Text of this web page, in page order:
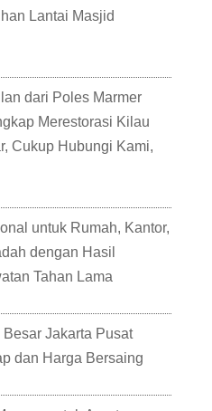
Lantai Masjid
dari Poles Marmer
Merestorasi Kilau
Cukup Hubungi Kami,
untuk Rumah, Kantor,
dengan Hasil
Tahan Lama
Jakarta Pusat
dan Harga Bersaing